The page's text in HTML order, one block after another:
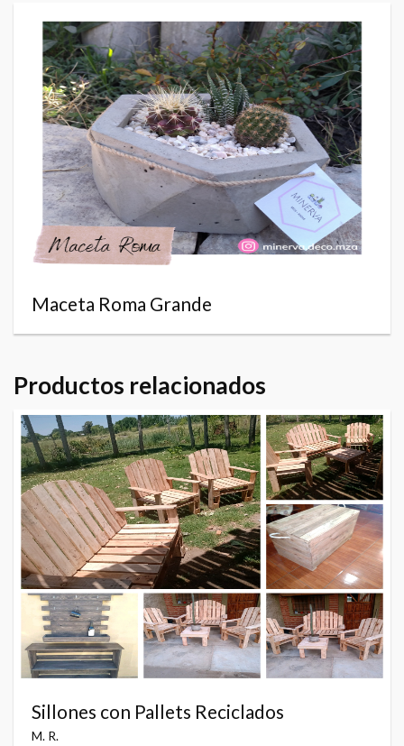
Maceta Roma Grande
Productos relacionados
Sillones con Pallets Reciclados
M. R.